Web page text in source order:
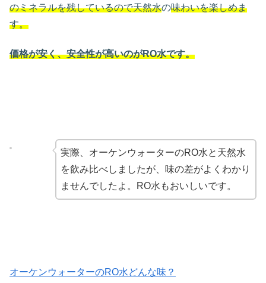
のミネラルを残しているので天然水の味わいを楽しめま
す。
価格が安く、安全性が高いのがRO水です。
実際、オーケンウォーターのRO水と天然水
を飲み比べしましたが、味の差がよくわかり
ませんでしたよ。RO水もおいしいです。
オーケンウォーターのRO水どんな味？